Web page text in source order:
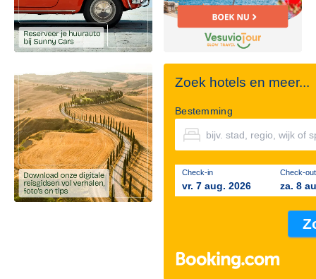
Zoek hotels en meer...
Bestemming
Check-in
vr. 7 aug. 2026
Check-out
za. 8